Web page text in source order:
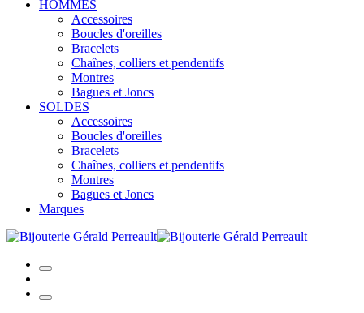
HOMMES
Accessoires
Boucles d'oreilles
Bracelets
Chaînes, colliers et pendentifs
Montres
Bagues et Joncs
SOLDES
Accessoires
Boucles d'oreilles
Bracelets
Chaînes, colliers et pendentifs
Montres
Bagues et Joncs
Marques